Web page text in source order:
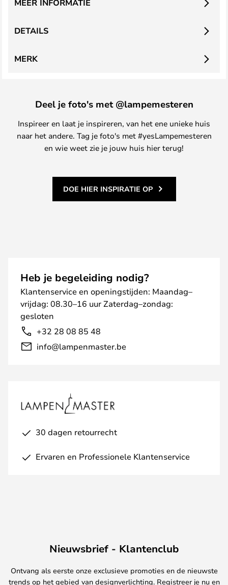
DETAILS
MEER INFORMATIE
MERK
Deel je foto's met @lampemesteren
Inspireer en laat je inspireren, van het ene unieke huis
naar het andere. Tag je foto's met #yesLampemesteren
en wie weet zie je jouw huis hier terug!
DOE HIER INSPIRATIE OP
Heb je begeleiding nodig?
Klantenservice en openingstijden: Maandag–
vrijdag: 08.30–16 uur Zaterdag–zondag:
gesloten
+32 28 08 85 48
info@lampenmaster.be
30 dagen retourrecht
Ervaren en Professionele Klantenservice
Nieuwsbrief - Klantenclub
Ontvang als eerste onze exclusieve promoties en de nieuwste
trends op het gebied van designverlichting. Registreer je nu en